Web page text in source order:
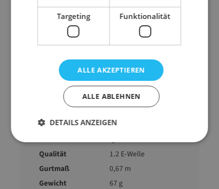
Aufreißperforation für leichtes Öffnen
andere Abmessungen oder Werbeaufdruck
Anfrage
Nutzmaß
155 mm x 217 mm (B
x L)
Ausführung
selbstklebend
braun
Füllhöhe
10-52 mm
Qualität
1.2 E-Welle
Gurtmaß
0,67 m
Gewicht
67 g
Targeting Funktionalität
ALLE AKZEPTIEREN
ALLE ABLEHNEN
DETAILS ANZEIGEN